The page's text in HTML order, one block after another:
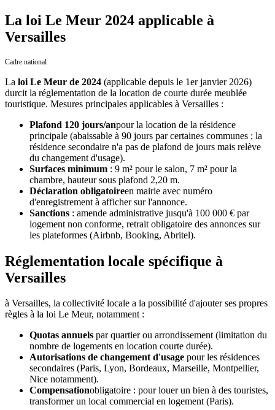
La loi Le Meur 2024 applicable à
Versailles
Cadre national
La loi Le Meur de 2024 (applicable depuis le 1er janvier 2026)
durcit la réglementation de la location de courte durée meublée
touristique. Mesures principales applicables à Versailles :
Plafond 120 jours/anpour la location de la résidence
principale (abaissable à 90 jours par certaines communes ; la
résidence secondaire n'a pas de plafond de jours mais relève
du changement d'usage).
Surfaces minimum : 9 m² pour le salon, 7 m² pour la
chambre, hauteur sous plafond 2,20 m.
Déclaration obligatoireen mairie avec numéro
d'enregistrement à afficher sur l'annonce.
Sanctions : amende administrative jusqu'à 100 000 € par
logement non conforme, retrait obligatoire des annonces sur
les plateformes (Airbnb, Booking, Abritel).
Réglementation locale spécifique à
Versailles
à Versailles, la collectivité locale a la possibilité d'ajouter ses propres
règles à la loi Le Meur, notamment :
Quotas annuels par quartier ou arrondissement (limitation du
nombre de logements en location courte durée).
Autorisations de changement d'usage pour les résidences
secondaires (Paris, Lyon, Bordeaux, Marseille, Montpellier,
Nice notamment).
Compensationobligatoire : pour louer un bien à des touristes,
transformer un local commercial en logement (Paris).